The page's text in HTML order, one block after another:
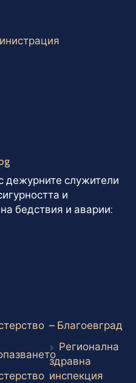
дежурните служители
и
бедствия и аварии:
– Благоевград
Регионална
здравна
инспекция